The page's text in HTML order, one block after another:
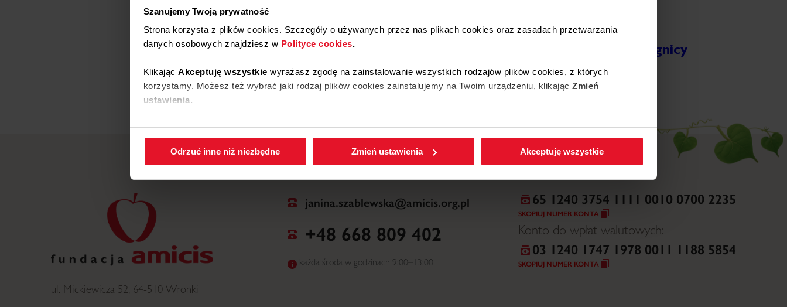
Szanujemy Twoją prywatność
Strona korzysta z plików cookies. Szczegóły o używanych przez nas plikach cookies oraz zasadach przetwarzania
danych osobowych znajdziesz w Polityce cookies.
Klikając Akceptuję wszystkie wyrażasz zgodę na zainstalowanie wszystkich rodzajów plików cookies, z których
korzystamy. Możesz też wybrać jaki rodzaj plików cookies zainstalujemy na Twoim urządzeniu, klikając Zmień
ustawienia.
W każdej chwili możesz zmienić wybrane przez Ciebie ustawienia plików cookies wchodząc w zakładkęPolityka
Odrzuć inne niż niezbędne
Zmień ustawienia Akceptuję wszystkie
Wojewódzki Szpital
Specjalistyczny w Legnicy
Więcej
ul. Mickiewicza 52, 64-510 Wronki
janina.szablewska@amicis.org.pl
+48 668 809 402
każda środa w godzinach 9:00–13:00
65 1240 3754 1111 0010 0700 2235
SKOPIUJ NUMER KONTA
Konto do wpłat walutowych:
03 1240 1747 1978 0011 1188 5854
SKOPIUJ NUMER KONTA